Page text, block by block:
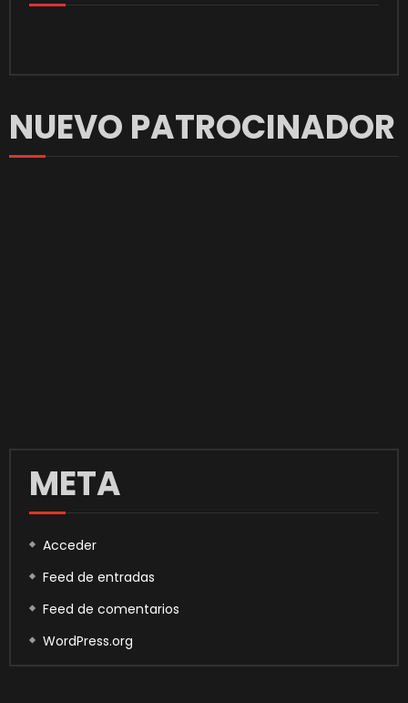
NUEVO PATROCINADOR
META
Acceder
Feed de entradas
Feed de comentarios
WordPress.org